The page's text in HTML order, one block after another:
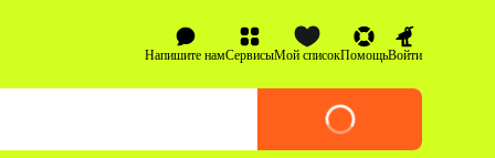
Напишите намСервисыМой списокПомощьВойти